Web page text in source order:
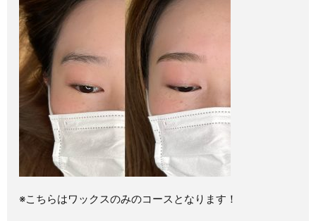
※こちらはワックスのみのコースとなります！